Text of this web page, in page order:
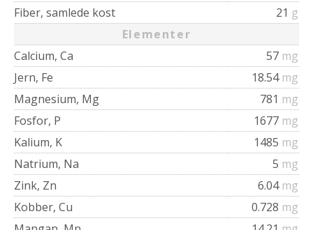
Fiber, samlede kost
21 g
Elementer
Calcium, Ca
57 mg
Jern, Fe
18.54 mg
Magnesium, Mg
781 mg
Fosfor, P
1677 mg
Kalium, K
1485 mg
Natrium, Na
5 mg
Zink, Zn
6.04 mg
Kobber, Cu
0.728 mg